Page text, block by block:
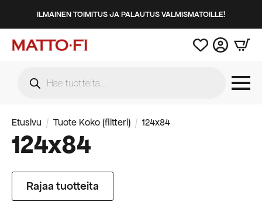
ILMAINEN TOIMITUS JA PALAUTUS VALMISMATOILLE!
search
Etusivu Tuote Koko (filtteri) 124x84
124x84
Rajaa tuotteita